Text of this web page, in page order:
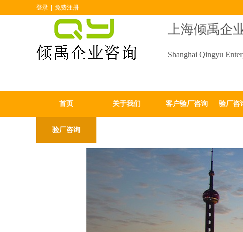
上海倾禹企
Shanghai Qingyu
登录 免费注册
首页 关于我们 客户验厂咨询 验厂咨
验厂咨询